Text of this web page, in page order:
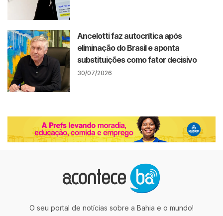
Ancelotti faz autocrítica após
eliminação do Brasil e aponta
substituições como fator decisivo
30/07/2026
O seu portal de notícias sobre a Bahia e o mundo!